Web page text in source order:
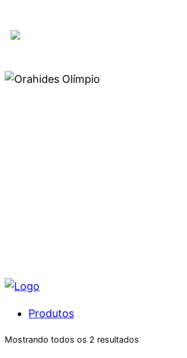
Produtos
Mostrando todos os 2 resultados